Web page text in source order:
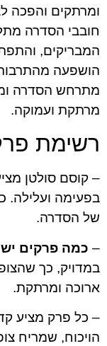
ומרתקים והפכה
חובבי הסדרה
המבריקים,
הושפעה
מתרחש הסדרה
מרתקת ועמוקה.
רשימת
– קוסם סולטן
בפעימה ועלילה.
של הסדרה.
– כמה פרקים
במדויק, כך
ארוכה ומרתקת.
– כל פרק מציע
הויכוח, שמריח